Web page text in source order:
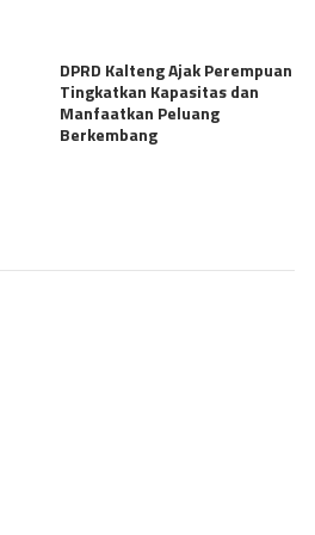
DPRD Kalteng Ajak Perempuan
Tingkatkan Kapasitas dan
Manfaatkan Peluang
Berkembang